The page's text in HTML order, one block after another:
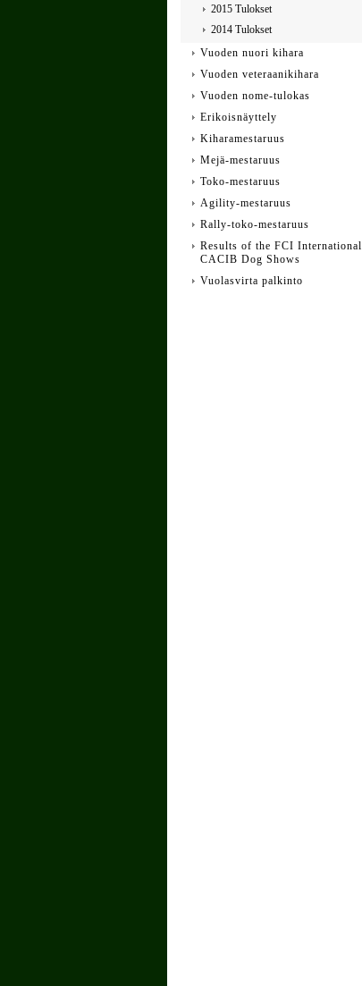
2015 Tulokset
2014 Tulokset
Vuoden nuori kihara
Vuoden veteraanikihara
Vuoden nome-tulokas
Erikoisnäyttely
Kiharamestaruus
Mejä-mestaruus
Toko-mestaruus
Agility-mestaruus
Rally-toko-mestaruus
Results of the FCI International
CACIB Dog Shows
Vuolasvirta palkinto